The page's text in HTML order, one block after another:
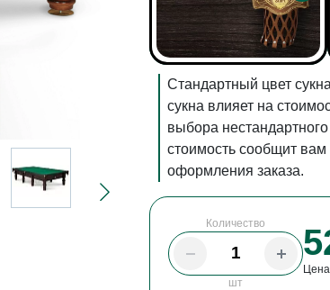
Количество
шт
Стандартный цвет
сукна влияет на
выбора
стоимость сообщит
оформления заказа.